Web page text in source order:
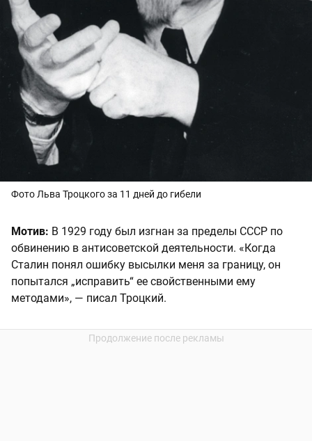
Фото Льва Троцкого за 11 дней до гибели
Мотив: В 1929 году был изгнан за пределы СССР по
обвинению в антисоветской деятельности. «Когда
Сталин понял ошибку высылки меня за границу, он
попытался „исправить“ ее свойственными ему
методами», — писал Троцкий.